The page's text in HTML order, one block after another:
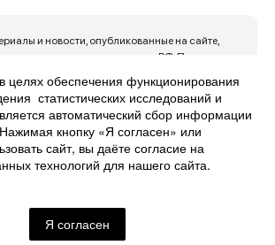
и новости, опубликованные на сайте,
с законодательством РФ. При
использует файлы cookie и данные об IP-
для обеспечения максимального удобства
Продолжая пользоваться сайтом, вы
соглашаетесь.
Карта сайта
целях обеспечения функционирования
статистических исследований и
автоматический сбор информации
кнопку «Я согласен» или
сайт, вы даёте согласие на
технологий для нашего сайта.
Я согласен